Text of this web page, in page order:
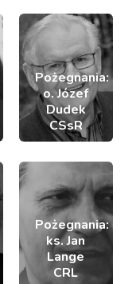
Pożegnania:
o. Józef
Dudek
CSsR
Pożegnania:
ks. Jan
Lange
CRL